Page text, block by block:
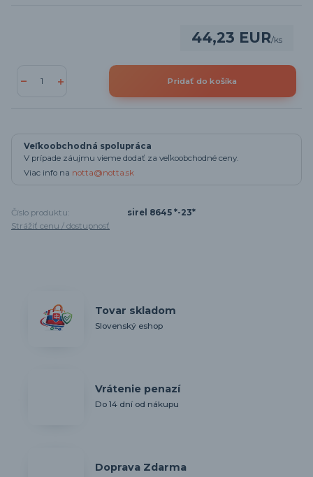
44,23 EUR/ks
Pridať do košíka
Veľkoobchodná spolupráca
V prípade záujmu vieme dodať za veľkoobchodné ceny.
Viac info na notta@notta.sk
Číslo produktu:
sirel 8645 *-23*
Strážiť cenu / dostupnosť
Tovar skladom
Slovenský eshop
Vrátenie penazí
Do 14 dní od nákupu
Doprava Zdarma